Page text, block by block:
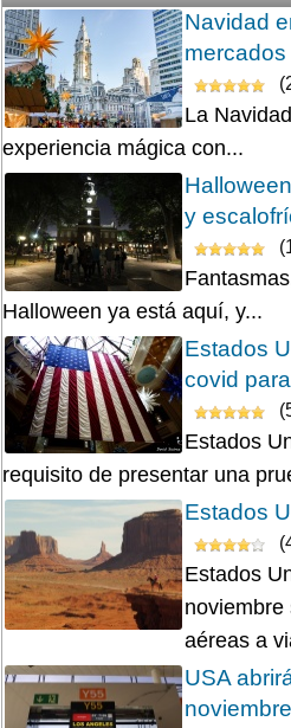
Navidad
La
experiencia mágica con...
y
Halloween ya está aquí, y...
Estados
covid
Estados
requisito de presentar una
Estados
Estados
noviembre
aéreas a
USA